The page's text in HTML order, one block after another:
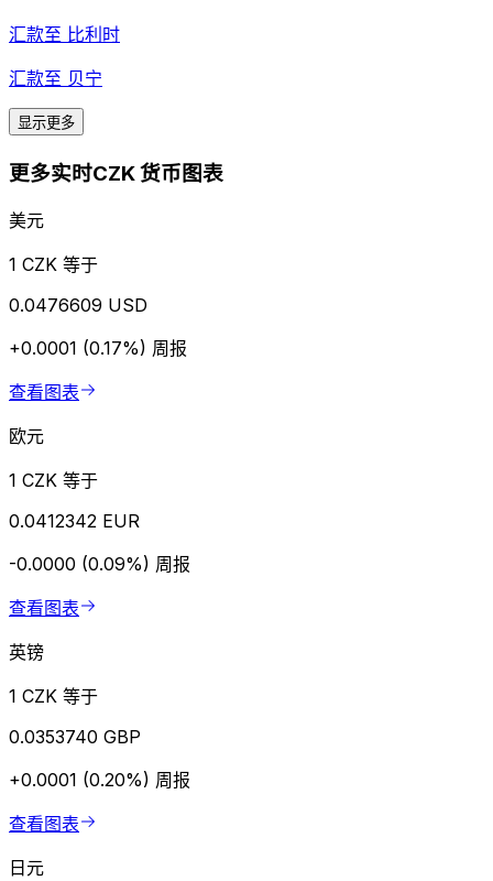
汇款至 比利时
汇款至 贝宁
显示更多
更多实时CZK 货币图表
美元
1 CZK 等于
0.0476609 USD
+0.0001 (0.17%) 周报
查看图表
欧元
1 CZK 等于
0.0412342 EUR
-0.0000 (0.09%) 周报
查看图表
英镑
1 CZK 等于
0.0353740 GBP
+0.0001 (0.20%) 周报
查看图表
日元